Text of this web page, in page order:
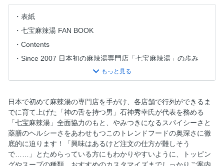
表紙
七宝麻辣湯 FAN BOOK
Contents
Since 2007 日本初の麻辣湯専門店「七宝麻辣湯」の歩み
日本の麻辣湯ブームはココから！「七宝麻辣湯」の創業者
石神秀幸さんインタビュー
知りたい！美味しく食べて健康維持♪ 七宝麻辣湯で使われて
いる薬膳の健康効果とは!?
スープ、醤、麺、調味料 こだわりの追求が七宝麻辣湯の美
味しさのもと
知れば知るほどチーパリたくなる 七宝麻辣湯How to Order
完全ガイド
日本で初めて麻辣湯の専門店を手がけ、各店舗で行列ができるま
でに育て上げた「神の舌を持つ男」石神秀幸氏が代表を務める
「七宝麻辣湯」全面協力のもと、やみつきになるスパイシーさと
薬膳のヘルシーさをあわせもつこのトレンドフードの奥深さに徹
底的に迫ります！「興味はあるけど注文の仕方が難しそう
で……」とためらっている方にもわかりやすいように、トッピン